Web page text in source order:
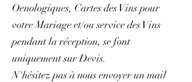
Oenologiques, Cartes des Vins pour
votre Mariage et/ou service des Vins
pendant la réception, se font
uniquement sur Devis.
N'hésitez pas à nous envoyer un mail